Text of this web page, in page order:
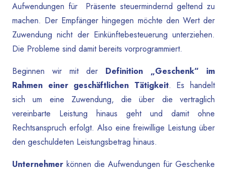
Aufwendungen für Präsente steuermindernd geltend zu
machen. Der Empfänger hingegen möchte den Wert der
Zuwendung nicht der Einkünftebesteuerung unterziehen.
Die Probleme sind damit bereits vorprogrammiert.
Beginnen wir mit der Definition „Geschenk“ im
Rahmen einer geschäftlichen Tätigkeit. Es handelt
sich um eine Zuwendung, die über die vertraglich
vereinbarte Leistung hinaus geht und damit ohne
Rechtsanspruch erfolgt. Also eine freiwillige Leistung über
den geschuldeten Leistungsbetrag hinaus.
Unternehmer können die Aufwendungen für Geschenke